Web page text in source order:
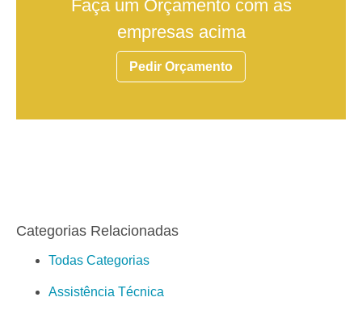
Faça um Orçamento com as
empresas acima
Pedir Orçamento
Categorias Relacionadas
Todas Categorias
Assistência Técnica